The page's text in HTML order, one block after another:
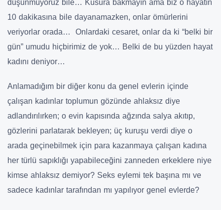
düşünmüyoruz bile… Kusura bakmayın ama biz o hayatın
10 dakikasına bile dayanamazken, onlar ömürlerini
veriyorlar orada… Onlardaki cesaret, onlar da ki “belki bir
gün” umudu hiçbirimiz de yok… Belki de bu yüzden hayat
kadını deniyor…
Anlamadığım bir diğer konu da genel evlerin içinde
çalışan kadınlar toplumun gözünde ahlaksız diye
adlandırılırken; o evin kapısında ağzında salya akıtıp,
gözlerini parlatarak bekleyen; üç kuruşu verdi diye o
arada geçinebilmek için para kazanmaya çalışan kadına
her türlü sapıklığı yapabileceğini zanneden erkeklere niye
kimse ahlaksız demiyor? Seks eylemi tek başına mı ve
sadece kadınlar tarafından mı yapılıyor genel evlerde?